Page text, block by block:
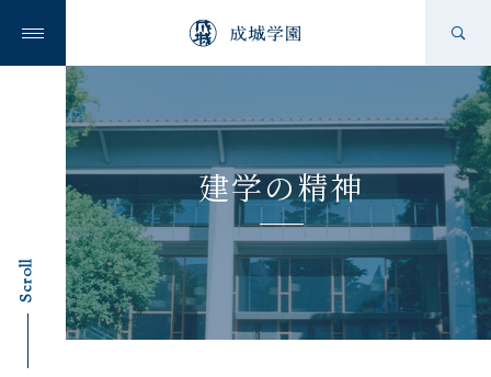
成城学園の想い
成城学園を知る
学校を知る
建学の精神
Scroll